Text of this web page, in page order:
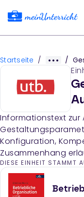
Startseite / /
Informationstext zur
Konfiguration,
Zusammenhang
einzelnen Parameter.
DIESE EINHEIT STAMMT